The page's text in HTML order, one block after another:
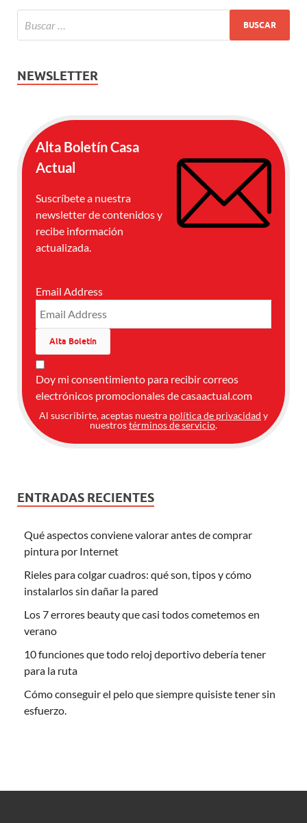
NEWSLETTER
Alta Boletín Casa
Actual
Suscríbete a nuestra
newsletter de contenidos y
recibe información
actualizada.
Email Address
Doy mi consentimiento para recibir correos
electrónicos promocionales de casaactual.com
Al suscribirte, aceptas nuestra política de privacidad y
nuestrostérminos de servicio.
ENTRADAS RECIENTES
Qué aspectos conviene valorar antes de comprar
pintura por Internet
Rieles para colgar cuadros: qué son, tipos y cómo
instalarlos sin dañar la pared
Los 7 errores beauty que casi todos cometemos en
verano
10 funciones que todo reloj deportivo debería tener
para la ruta
Cómo conseguir el pelo que siempre quisiste tener sin
esfuerzo.